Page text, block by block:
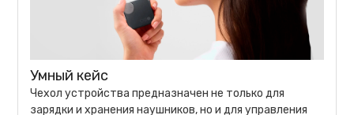
Умный кейс
Чехол устройства предназначен не только для
зарядки и хранения наушников, но и для управления